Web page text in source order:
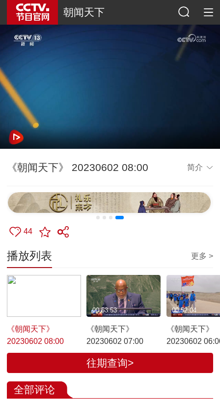
朝闻天下
《朝闻天下》 20230602 08:00 简介
44
播放列表 更多 >
《朝闻天下》
20230602 08:00
《朝闻天下》
20230602 07:00
00:53:53
《朝闻天下》
20230602
00:52:04
往期查询>
全部评论